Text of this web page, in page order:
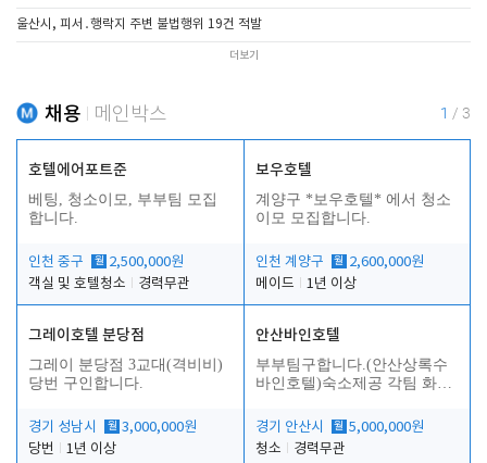
울산시, 피서․행락지 주변 불법행위 19건 적발
더보기
채용 메인박스 1 / 3
호텔에어포트준
베팅, 청소이모, 부부팀 모집
합니다.
인천 중구 월 2,500,000원
객실 및 호텔청소
경력무관
보우호텔
계양구 *보우호텔* 에서 청소
이모 모집합니다.
인천 계양구 월 2,600,000원
메이드
1년 이상
그레이호텔 분당점
그레이 분당점 3교대(격비비)
당번 구인합니다.
경기 성남시 월 3,000,000원
당번
1년 이상
안산바인호텔
부부팀구합니다.(안산상록수
바인호텔)숙소제공 각팀 화장
경기 안산시
월 5,000,000원
청소
경력무관